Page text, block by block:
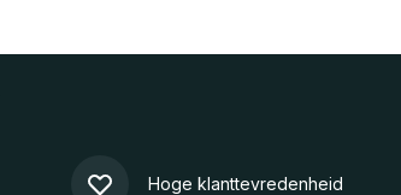
Hoge klanttevredenheid